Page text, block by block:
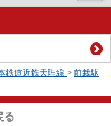
鉄道近鉄天理線 > 前栽駅
る